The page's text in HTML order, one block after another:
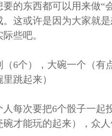
的东西都可以用来做“
这或许是因为大家就
些吧。
6个），大碗一个（有
跳起来）
每次要把6个骰子一起
才能玩的起来），众